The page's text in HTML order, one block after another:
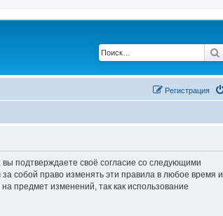
Регистрация
подтверждаете своё согласие со следующими
собой право изменять эти правила в любое время и
предмет изменений, так как использование